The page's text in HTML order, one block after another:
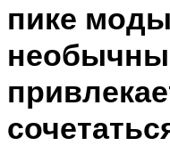
пике